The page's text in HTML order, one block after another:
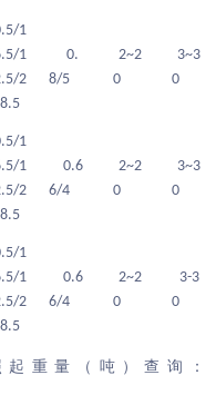
1
1
2
0.
8/5
2~2
0
3~3
0
1
1
2
0.6
6/4
2~2
0
3~3
0
1
1
2
0.6
6/4
2~2
0
3-3
0
重量（吨）查询：